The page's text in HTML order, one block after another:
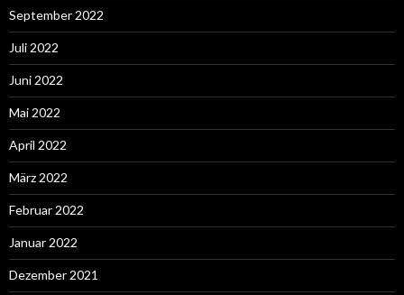
September 2022
Juli 2022
Juni 2022
Mai 2022
April 2022
März 2022
Februar 2022
Januar 2022
Dezember 2021